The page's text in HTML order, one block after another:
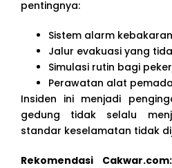
pentingnya:
Sistem alarm
Jalur evakuasi yang
Simulasi rutin bagi
Perawatan alat
Insiden ini menjadi
gedung tidak selalu
standar keselamatan tidak
Rekomendasi